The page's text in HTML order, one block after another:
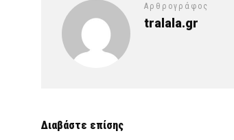
Αρθρογράφος
tralala.gr
Διαβάστε επίσης